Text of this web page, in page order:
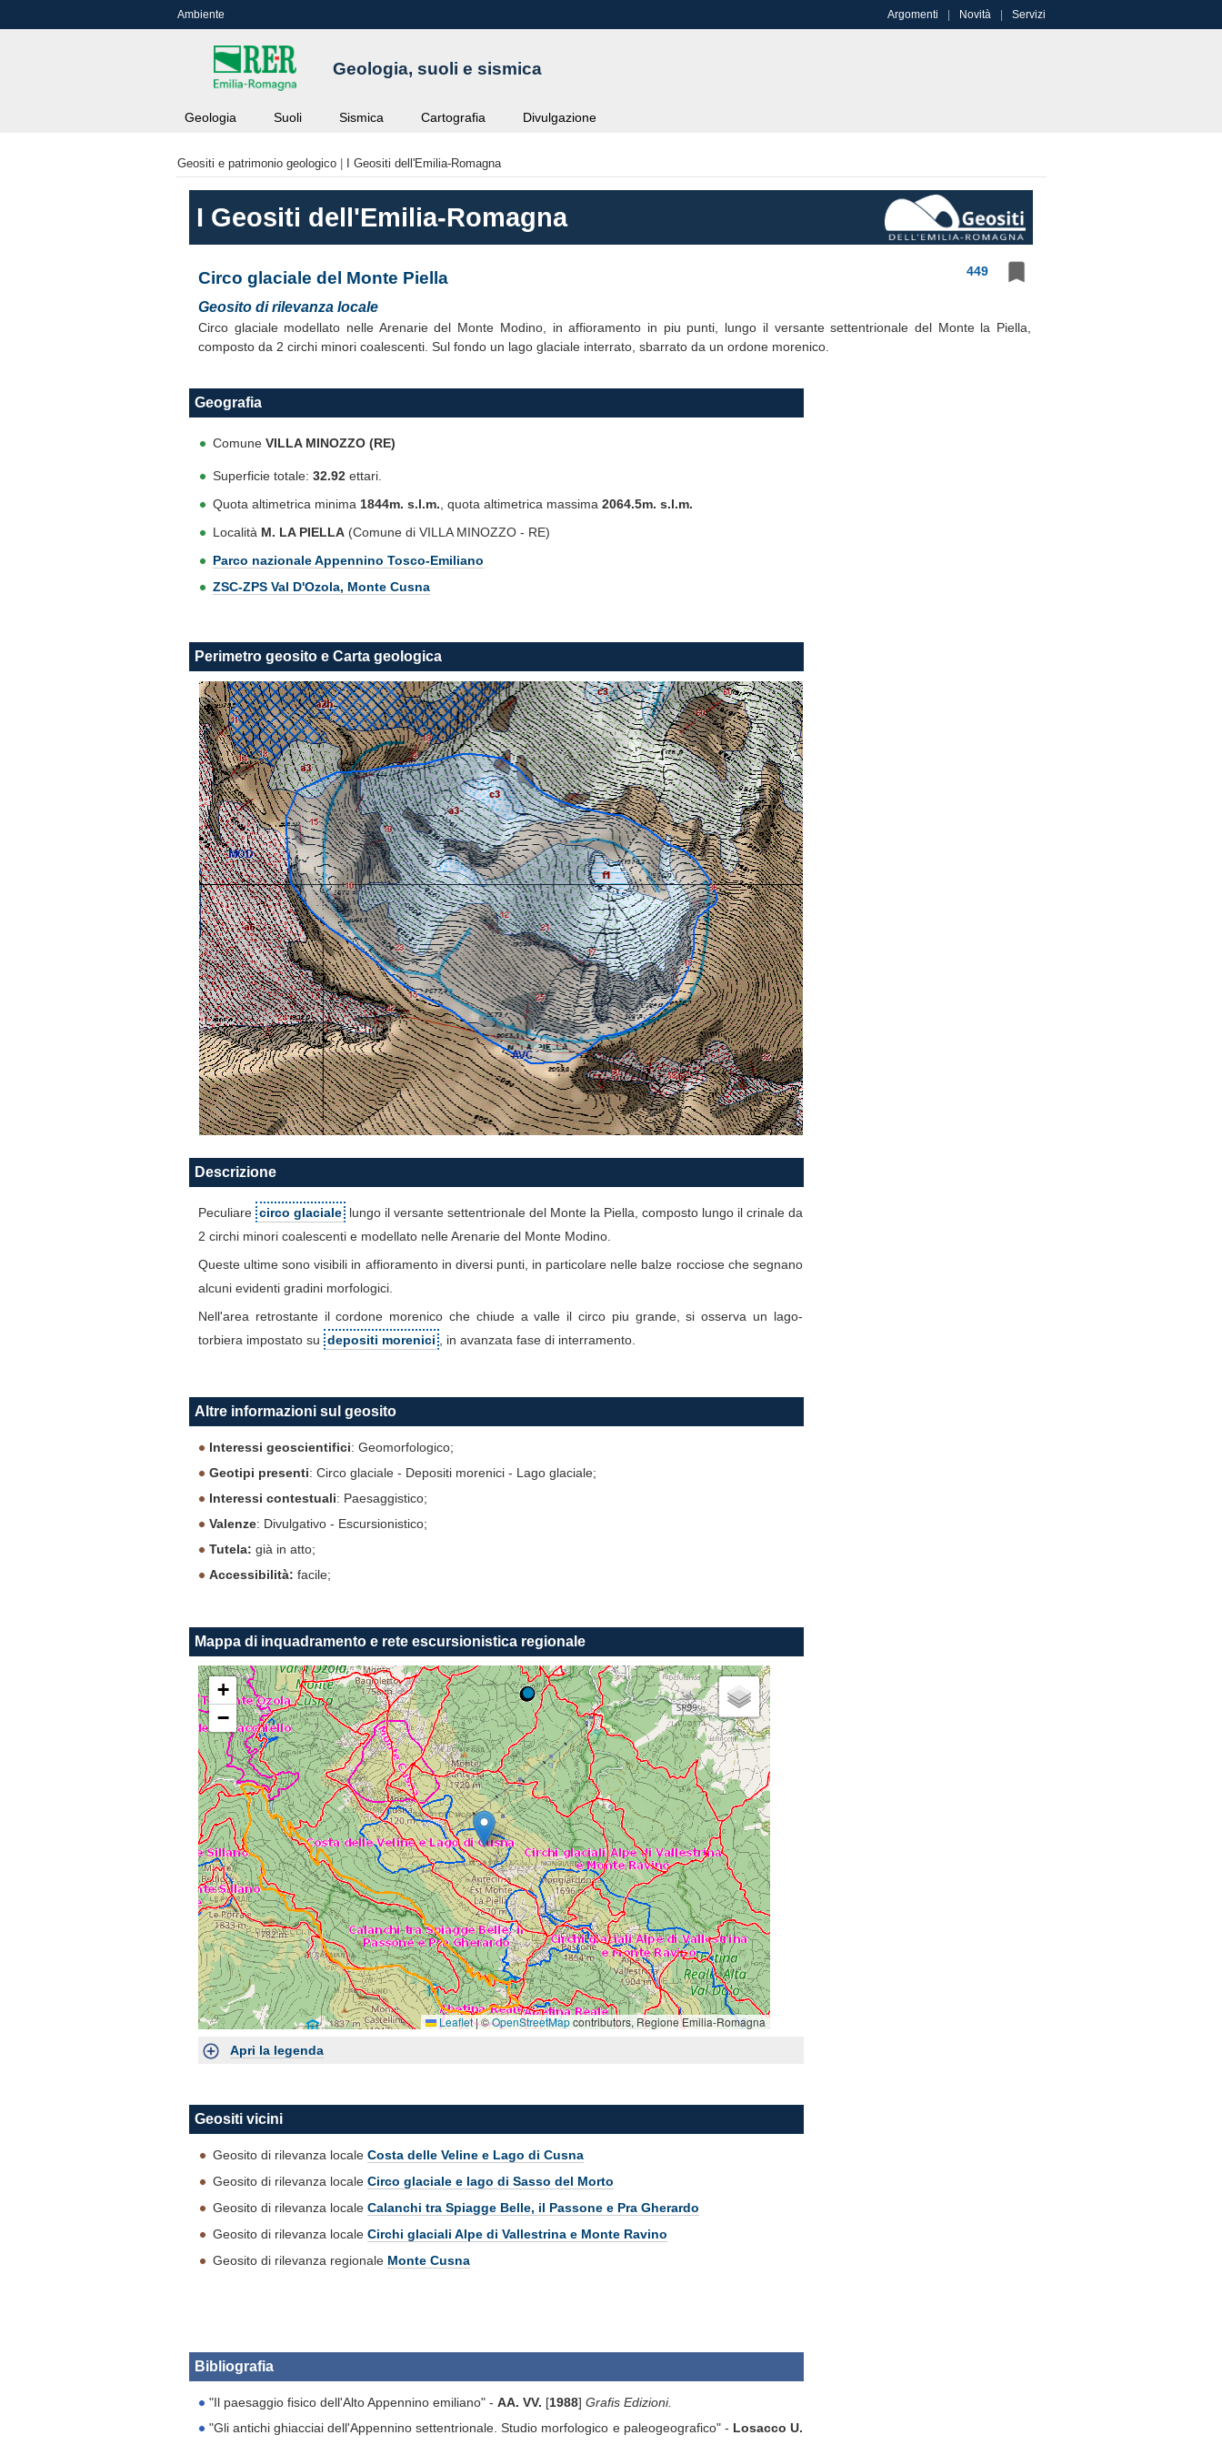
Ambiente Argomenti Novità Servizi
Geologia, suoli e sismica
Geologia Suoli Sismica Cartografia Divulgazione
Geositi e patrimonio geologico I Geositi dell'Emilia-Romagna
I Geositi dell'Emilia-Romagna
449
Circo glaciale del Monte Piella
Geosito di rilevanza locale
Circo glaciale modellato nelle Arenarie del Monte Modino, in affioramento in piu punti, lungo il versante settentrionale del Monte la Piella,
composto da 2 circhi minori coalescenti. Sul fondo un lago glaciale interrato, sbarrato da un ordone morenico.
Geografia
Comune VILLA MINOZZO (RE)
Superficie totale: 32.92ettari.
Quota altimetrica minima 1844m. s.l.m., quota altimetrica massima 2064.5m. s.l.m.
Località M. LA PIELLA(Comune di VILLA MINOZZO - RE)
Parco nazionale Appennino Tosco-Emiliano
ZSC-ZPS Val D'Ozola, Monte Cusna
Perimetro geosito e Carta geologica
Descrizione
Peculiare circo glaciale lungo il versante settentrionale del Monte la Piella, composto lungo il crinale da
2 circhi minori coalescenti e modellato nelle Arenarie del Monte Modino.
Queste ultime sono visibili in affioramento in diversi punti, in particolare nelle balze rocciose che segnano
alcuni evidenti gradini morfologici.
Nell'area retrostante il cordone morenico che chiude a valle il circo piu grande, si osserva un lago-
torbiera impostato su depositi morenici , in avanzata fase di interramento.
Altre informazioni sul geosito
Interessi geoscientifici: Geomorfologico;
Geotipi presenti: Circo glaciale - Depositi morenici - Lago glaciale;
Interessi contestuali: Paesaggistico;
Valenze: Divulgativo - Escursionistico;
Tutela: già in atto;
Accessibilità: facile;
Mappa di inquadramento e rete escursionistica regionale
+
−
Leaflet|©OpenStreetMapcontributors, Regione Emilia-Romagna
Doppio click per avvicinare la mappa, click + sposta per muoverla
Apri la legenda
Geositi vicini
Geosito di rilevanza locale Costa delle Veline e Lago di Cusna
Geosito di rilevanza locale Circo glaciale e lago di Sasso del Morto
Geosito di rilevanza locale Calanchi tra Spiagge Belle, il Passone e Pra Gherardo
Geosito di rilevanza locale Circhi glaciali Alpe di Vallestrina e Monte Ravino
Geosito di rilevanza regionale Monte Cusna
Bibliografia
"Il paesaggio fisico dell'Alto Appennino emiliano" - AA. VV. [1988] Grafis Edizioni.
"Gli antichi ghiacciai dell'Appennino settentrionale. Studio morfologico e paleogeografico" - Losacco U.